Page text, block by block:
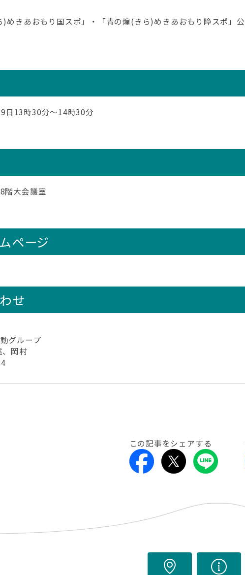
)めきあおもり国スポ」・「青の煌(きら)めきあおもり障スポ」
日13時30分～14時30分
階大会議室
ページ
せ
グループ
、岡村
この記事をシェアする